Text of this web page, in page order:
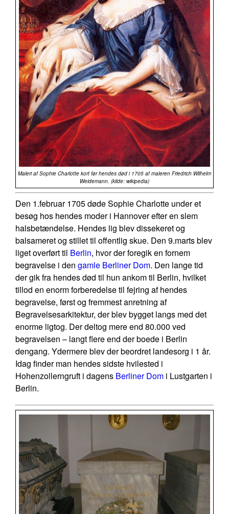
Maleri af Sophie Charlotte kort før hendes død i 1705 af maleren Friedrich Wilhelm
Weidemann. (kilde: wikipedia)
Den 1.februar 1705 døde Sophie Charlotte under et
besøg hos hendes moder i Hannover efter en slem
halsbetændelse. Hendes lig blev dissekeret og
balsameret og stillet til offentlig skue. Den 9.marts blev
liget overført til Berlin, hvor der foregik en fornem
begravelse i den gamle Berliner Dom. Den lange tid
der gik fra hendes død til hun ankom til Berlin, hvilket
tillod en enorm forberedelse til fejring af hendes
begravelse, først og fremmest anretning af
Begravelsesarkitektur, der blev bygget langs med det
enorme ligtog. Der deltog mere end 80.000 ved
begravelsen – langt flere end der boede i Berlin
dengang. Ydermere blev der beordret landesorg i 1 år.
Idag finder man hendes sidste hvilested i
Hohenzollerngruft i dagens Berliner Dom i Lustgarten i
Berlin.